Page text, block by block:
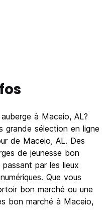
à Maceio, AL?
grande sélection en ligne
de Maceio, AL. Des
de jeunesse bon
par les lieux
Que vous
bon marché ou une
bon marché à Maceio,